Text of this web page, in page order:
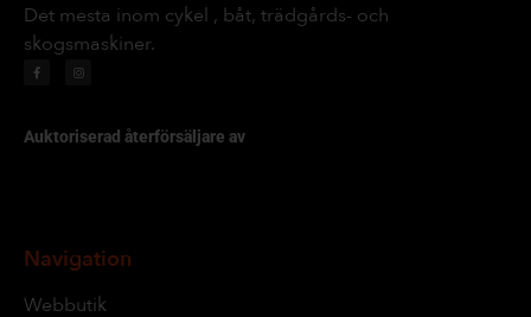
Det mesta inom cykel , båt, trädgårds- och
skogsmaskiner.
Auktoriserad återförsäljare av
Navigation
Webbutik